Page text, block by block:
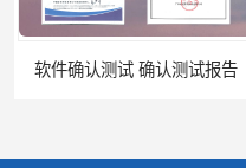
信息系统验收测评 系统测试报告